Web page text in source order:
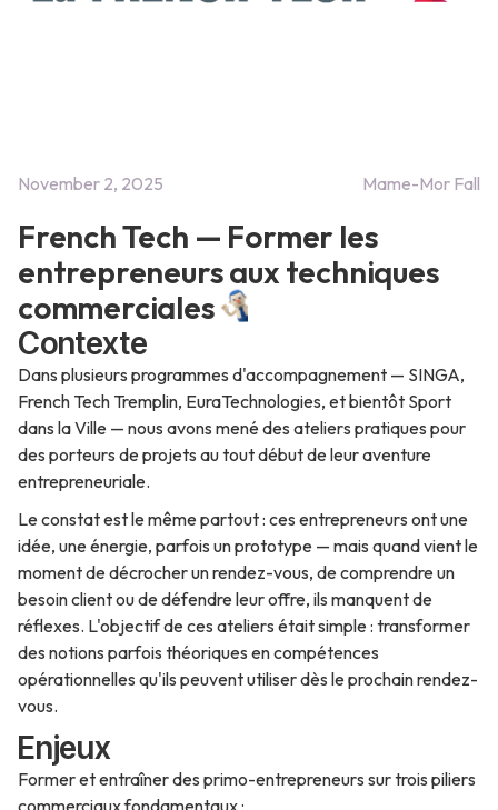
November 2, 2025 Mame-Mor Fall
French Tech — Former les
entrepreneurs aux techniques
commerciales
Contexte
Dans plusieurs programmes d'accompagnement — SINGA,
French Tech Tremplin, EuraTechnologies, et bientôt Sport
dans la Ville — nous avons mené des ateliers pratiques pour
des porteurs de projets au tout début de leur aventure
entrepreneuriale.
Le constat est le même partout : ces entrepreneurs ont une
idée, une énergie, parfois un prototype — mais quand vient le
moment de décrocher un rendez-vous, de comprendre un
besoin client ou de défendre leur offre, ils manquent de
réflexes. L'objectif de ces ateliers était simple : transformer
des notions parfois théoriques en compétences
opérationnelles qu'ils peuvent utiliser dès le prochain rendez-
vous.
Enjeux
Former et entraîner des primo-entrepreneurs sur trois piliers
commerciaux fondamentaux :